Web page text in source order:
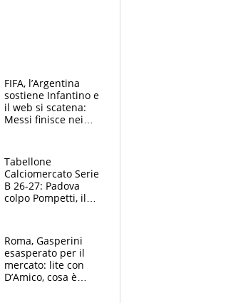
FIFA, l’Argentina
sostiene Infantino e
il web si scatena:
Messi finisce nei
polemiche
Tabellone
Calciomercato Serie
B 26-27: Padova
colpo Pompetti, il
Roma, Gasperini
esasperato per il
mercato: lite con
D’Amico, cosa è